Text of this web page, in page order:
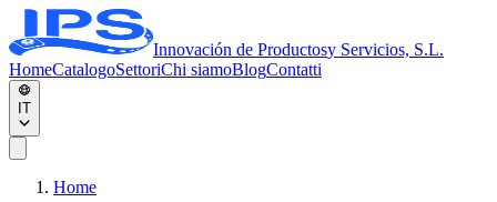
Innovación de Productosy Servicios, S.L.
HomeCatalogoSettoriChi siamoBlogContatti
IT
Home